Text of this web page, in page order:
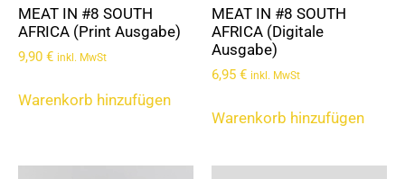
MEAT IN #8 SOUTH
AFRICA (Print Ausgabe)
9,90 € inkl. MwSt
Warenkorb hinzufügen
MEAT IN #8 SOUTH
AFRICA (Digitale
Ausgabe)
6,95 € inkl. MwSt
Warenkorb hinzufügen